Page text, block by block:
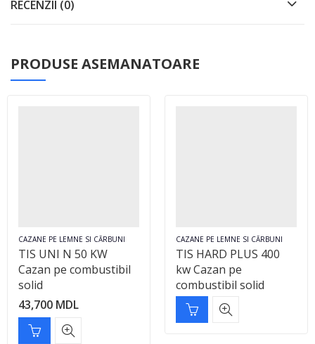
RECENZII (0)
PRODUSE ASEMANATOARE
CAZANE PE LEMNE SI CĂRBUNI
TIS UNI N 50 KW
Cazan pe combustibil
solid
43,700 MDL
CAZANE PE LEMNE SI CĂRBUNI
TIS HARD PLUS 400
kw Cazan pe
combustibil solid